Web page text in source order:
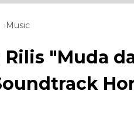
Music
Rilis "Muda